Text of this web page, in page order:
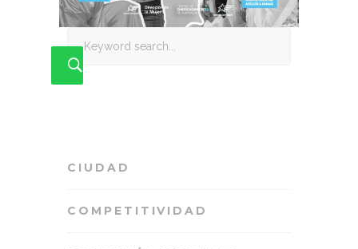
CIUDAD
COMPETITIVIDAD